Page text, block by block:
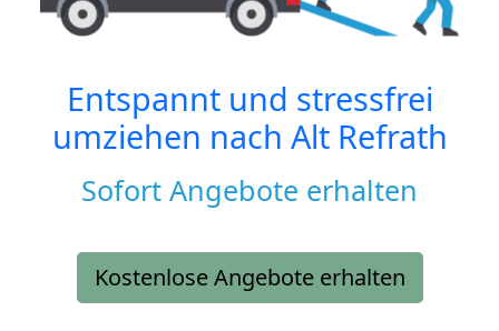
Entspannt und stressfrei
umziehen nach Alt Refrath
Sofort Angebote erhalten
Kostenlose Angebote erhalten